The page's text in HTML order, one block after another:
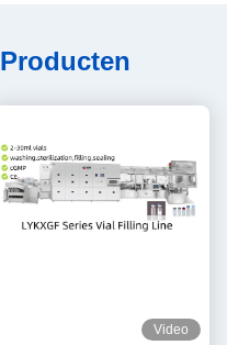
Video